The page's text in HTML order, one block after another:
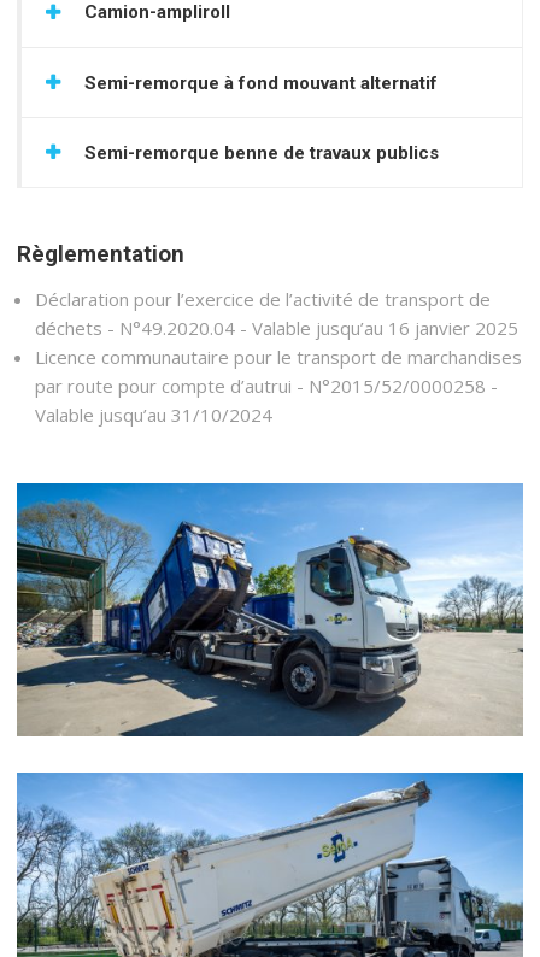
Camion-ampliroll
Semi-remorque à fond mouvant alternatif
Semi-remorque benne de travaux publics
Règlementation
Déclaration pour l’exercice de l’activité de transport de
déchets - N°49.2020.04 - Valable jusqu’au 16 janvier 2025
Licence communautaire pour le transport de marchandises
par route pour compte d’autrui - N°2015/52/0000258 -
Valable jusqu’au 31/10/2024